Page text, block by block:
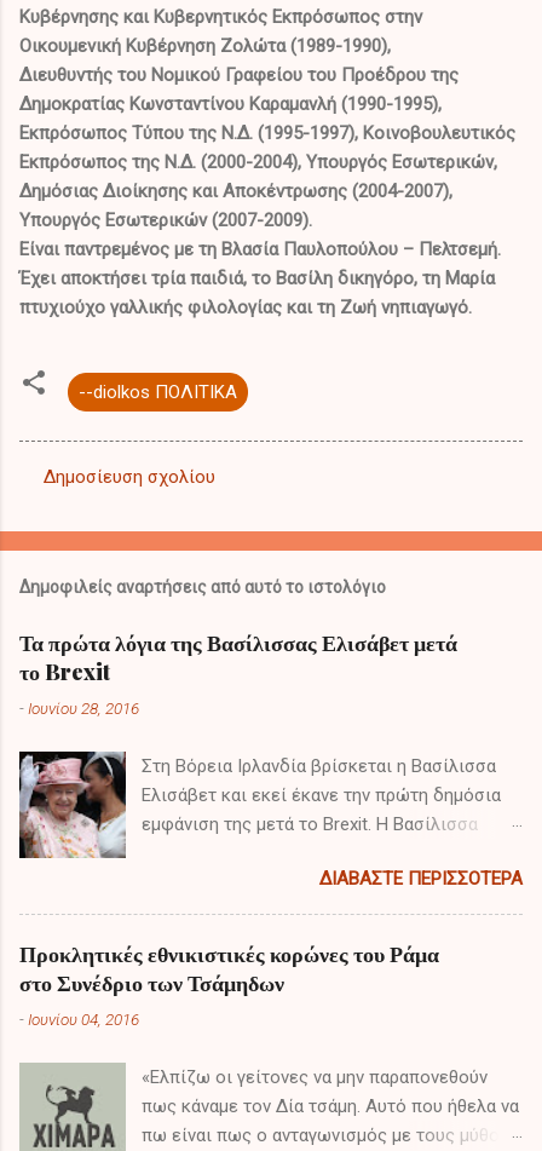
Κυβέρνησης και Κυβερνητικός Εκπρόσωπος στην
Οικουμενική Κυβέρνηση Ζολώτα (1989-1990),
Διευθυντής του Νομικού Γραφείου του Προέδρου της
Δημοκρατίας Κωνσταντίνου Καραμανλή (1990-1995),
Εκπρόσωπος Τύπου της Ν.Δ. (1995-1997), Κοινοβουλευτικός
Εκπρόσωπος της Ν.Δ. (2000-2004), Υπουργός Εσωτερικών,
Δημόσιας Διοίκησης και Αποκέντρωσης (2004-2007),
Υπουργός Εσωτερικών (2007-2009).
Είναι παντρεμένος με τη Βλασία Παυλοπούλου – Πελτσεμή.
Έχει αποκτήσει τρία παιδιά, το Βασίλη δικηγόρο, τη Μαρία
πτυχιούχο γαλλικής φιλολογίας και τη Ζωή νηπιαγωγό.
--diolkos ΠΟΛΙΤΙΚΑ
χ
ι
α
Δημοσίευση σχολίου
Δημοφιλείς αναρτήσεις από αυτό το ιστολόγιο
Τα πρώτα λόγια της Βασίλισσας Ελισάβετ μετά
το Brexit
- Ιουνίου 28, 2016
Στη Βόρεια Ιρλανδία βρίσκεται η Βασίλισσα
Ελισάβετ και εκεί έκανε την πρώτη δημόσια
εμφάνιση της μετά το Brexit. Η Βασίλισσα
το αποτέλεσμα του δημοψηφίσματος και τα
πρώτα της λόγια είχαν ιδιαίτερο ενδιαφέρον.
ΔΙΑΒΆΣΤΕ ΠΕΡΙΣΣΌΤΕΡΑ
Προκλητικές εθνικιστικές κορώνες του Ράμα
στο Συνέδριο των Τσάμηδων
- Ιουνίου 04, 2016
«Ελπίζω οι γείτονες να μην παραπονεθούν
πως κάναμε τον Δία τσάμη. Αυτό που ήθελα να
πω είναι πως ο ανταγωνισμός με τους μύθους